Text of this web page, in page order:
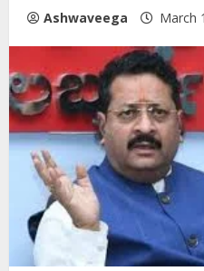
Ashwaveega March